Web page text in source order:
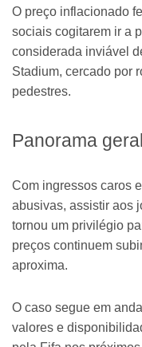
O preço inflacionado
sociais cogitarem ir a
considerada inviável
Stadium, cercado por
pedestres.
Panorama geral
Com ingressos caros
abusivas, assistir aos
tornou um privilégio
preços continuem
aproxima.
O caso segue em
valores e